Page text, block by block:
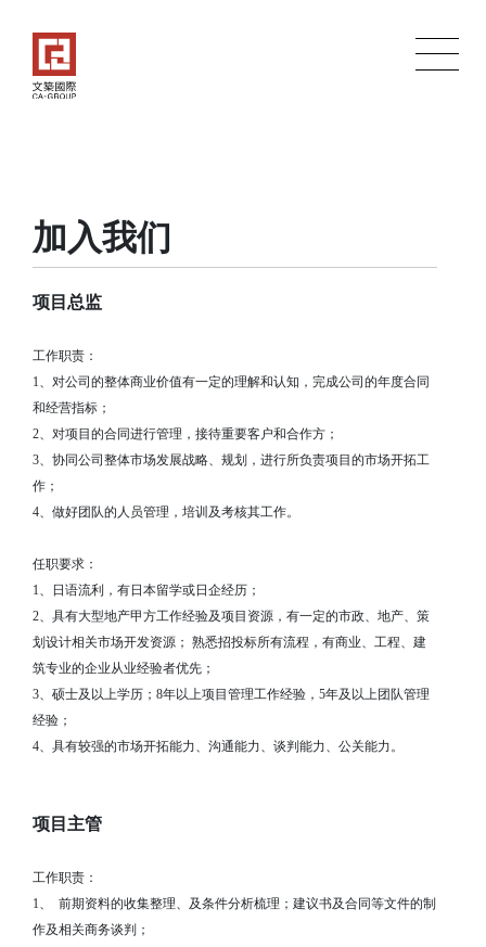
关于我们
建筑
加入我们
项目总监
工作职责：
1、对公司的整体商业价值有一定的理解和认知，完成公司的年度合同
和经营指标；
2、对项目的合同进行管理，接待重要客户和合作方；
3、协同公司整体市场发展战略、规划，进行所负责项目的市场开拓工
作；
4、做好团队的人员管理，培训及考核其工作。
任职要求：
1、日语流利，有日本留学或日企经历；
2、具有大型地产甲方工作经验及项目资源，有一定的市政、地产、策
划设计相关市场开发资源； 熟悉招投标所有流程，有商业、工程、建
筑专业的企业从业经验者优先；
3、硕士及以上学历；8年以上项目管理工作经验，5年及以上团队管理
经验；
4、具有较强的市场开拓能力、沟通能力、谈判能力、公关能力。
项目主管
工作职责：
1、
前期资料的收集整理、及条件分析梳理；建议书及合同等文件的制
作及相关商务谈判；